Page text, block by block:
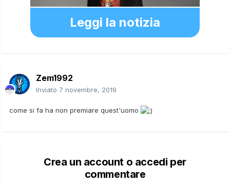
Leggi la notizia
Zem1992
Inviato 7 novembre, 2019
come si fa ha non premiare quest'uomo
Crea un account o accedi per
commentare